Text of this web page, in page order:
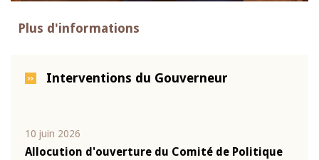
Plus d'informations
Interventions du Gouverneur
10 juin 2026
Allocution d'ouverture du Comité de Politique